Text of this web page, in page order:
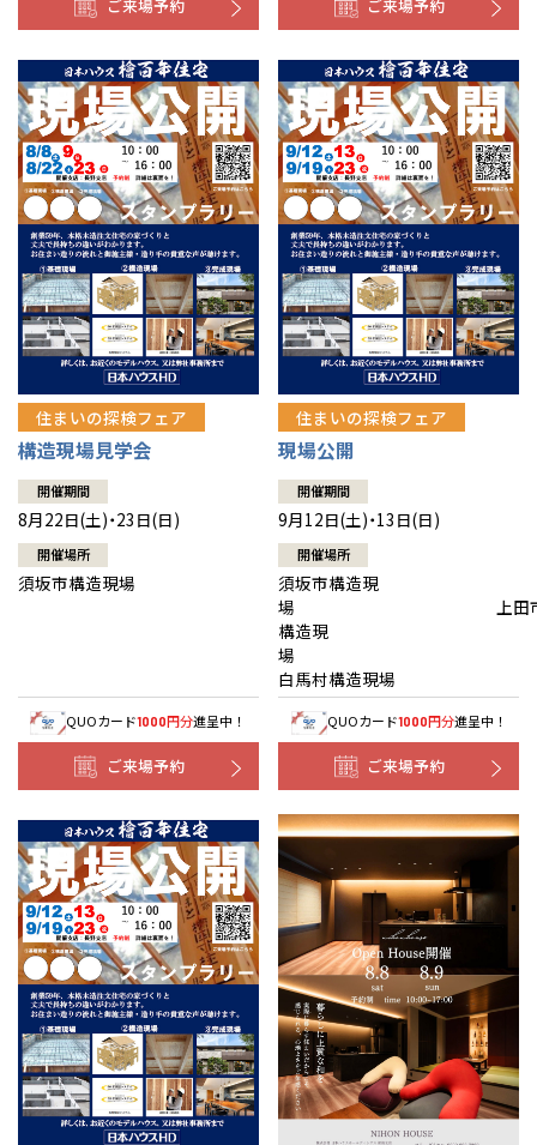
ご来場予約 ご来場予約
住まいの探検フェア
構造現場見学会
開催期間
8月22日(土)・23日(日)
開催場所
須坂市構造現場
QUOカード1000円分進呈中！
ご来場予約
住まいの探検フェア
現場公開
開催期間
9月12日(土)・13日(日)
開催場所
須坂市構造現
場 上田
構造現
白馬村構造現場
QUOカード1000円分進呈中！
ご来場予約